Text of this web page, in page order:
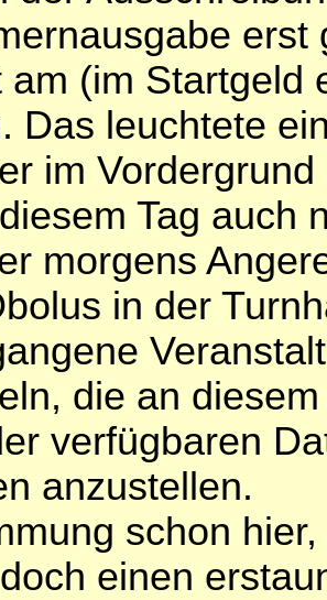
am (im Startgeld
Das leuchtete
im
Tag auch
morgens
in der
die an
verfügbaren
anzustellen.
schon
einen